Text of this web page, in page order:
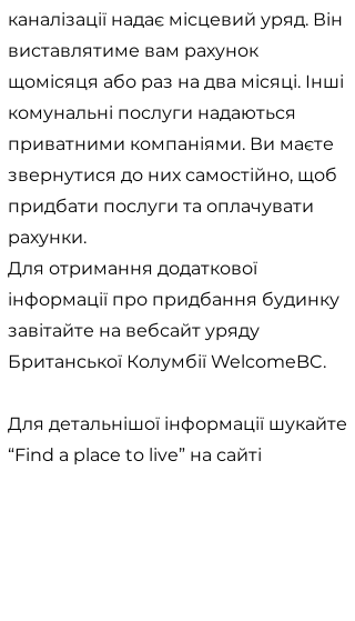
каналізації надає місцевий уряд. Він
виставлятиме вам рахунок
щомісяця або раз на два місяці. Інші
комунальні послуги надаються
приватними компаніями. Ви маєте
звернутися до них самостійно, щоб
придбати послуги та оплачувати
рахунки.
Для отримання додаткової
інформації про придбання будинку
завітайте на вебсайт уряду
Британської Колумбії WelcomeBC.
Для детальнішої інформації шукайте
“Find a place to live” на сайті